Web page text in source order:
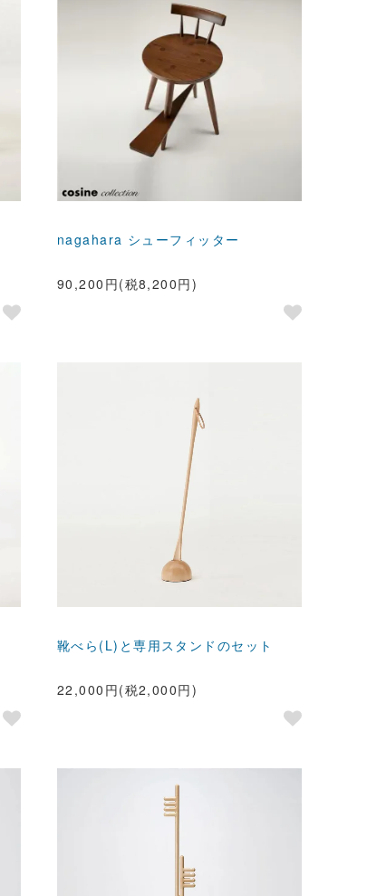
nagahara シューフィッター
90,200円(税8,200円)
靴べら(L)と専用スタンドのセット
22,000円(税2,000円)